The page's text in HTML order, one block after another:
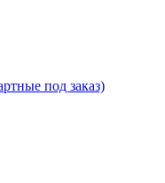
под заказ)